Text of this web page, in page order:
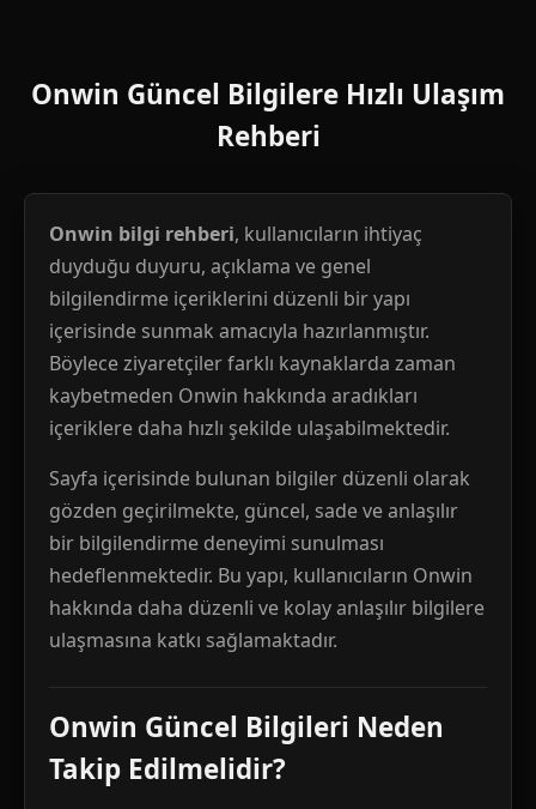
Onwin Güncel Bilgilere Hızlı Ulaşım
Rehberi
Onwin bilgi rehberi, kullanıcıların ihtiyaç
duyduğu duyuru, açıklama ve genel
bilgilendirme içeriklerini düzenli bir yapı
içerisinde sunmak amacıyla hazırlanmıştır.
Böylece ziyaretçiler farklı kaynaklarda zaman
kaybetmeden Onwin hakkında aradıkları
içeriklere daha hızlı şekilde ulaşabilmektedir.
Sayfa içerisinde bulunan bilgiler düzenli olarak
gözden geçirilmekte, güncel, sade ve anlaşılır
bir bilgilendirme deneyimi sunulması
hedeflenmektedir. Bu yapı, kullanıcıların Onwin
hakkında daha düzenli ve kolay anlaşılır bilgilere
ulaşmasına katkı sağlamaktadır.
Onwin Güncel Bilgileri Neden
Takip Edilmelidir?